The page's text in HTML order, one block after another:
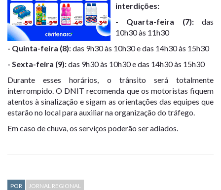
interdições:
- Quarta-feira (7):das
10h30 às 11h30
- Quinta-feira (8): das 9h30 às 10h30 e das 14h30 às 15h30
- Sexta-feira (9):das 9h30 às 10h30 e das 14h30 às 15h30
Durante esses horários, o trânsito será totalmente
interrompido. O DNIT recomenda que os motoristas fiquem
atentos à sinalização e sigam as orientações das equipes que
estarão no local para auxiliar na organização do tráfego.
Em caso de chuva, os serviços poderão ser adiados.
POR JORNAL REGIONAL